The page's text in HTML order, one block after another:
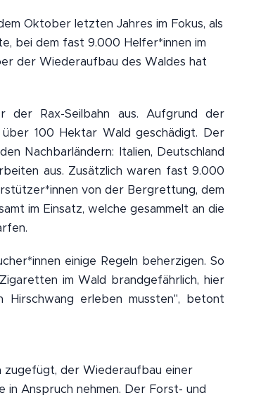
Oktober letzten Jahres im Fokus, als
bei dem fast 9.000 Helfer*innen im
der Wiederaufbau des Waldes hat
Rax-Seilbahn aus. Aufgrund der
100 Hektar Wald geschädigt. Der
Nachbarländern: Italien, Deutschland
aus. Zusätzlich waren fast 9.000
von der Bergrettung, dem
im Einsatz, welche gesammelt an die
einige Regeln beherzigen. So
im Wald brandgefährlich, hier
erleben mussten", betont
zugefügt, der Wiederaufbau einer
in Anspruch nehmen. Der Forst- und